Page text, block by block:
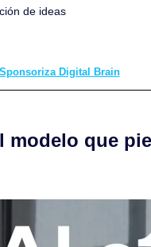
de ideas
Sponsoriza Digital Brain
que